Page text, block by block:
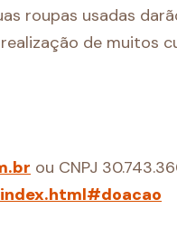
roupas usadas
de muitos
ou CNPJ